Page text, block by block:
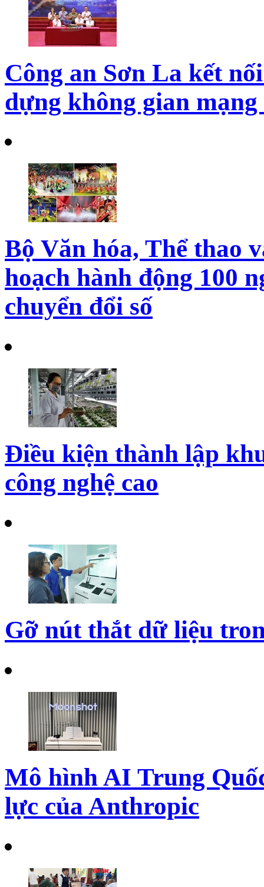
Công an Sơn La kết
dựng không gian mạng
Bộ Văn hóa, Thể thao
hoạch hành động 100
chuyển đổi số
Điều kiện thành lập
công nghệ cao
Gỡ nút thắt dữ liệu
Mô hình AI Trung
lực của Anthropic